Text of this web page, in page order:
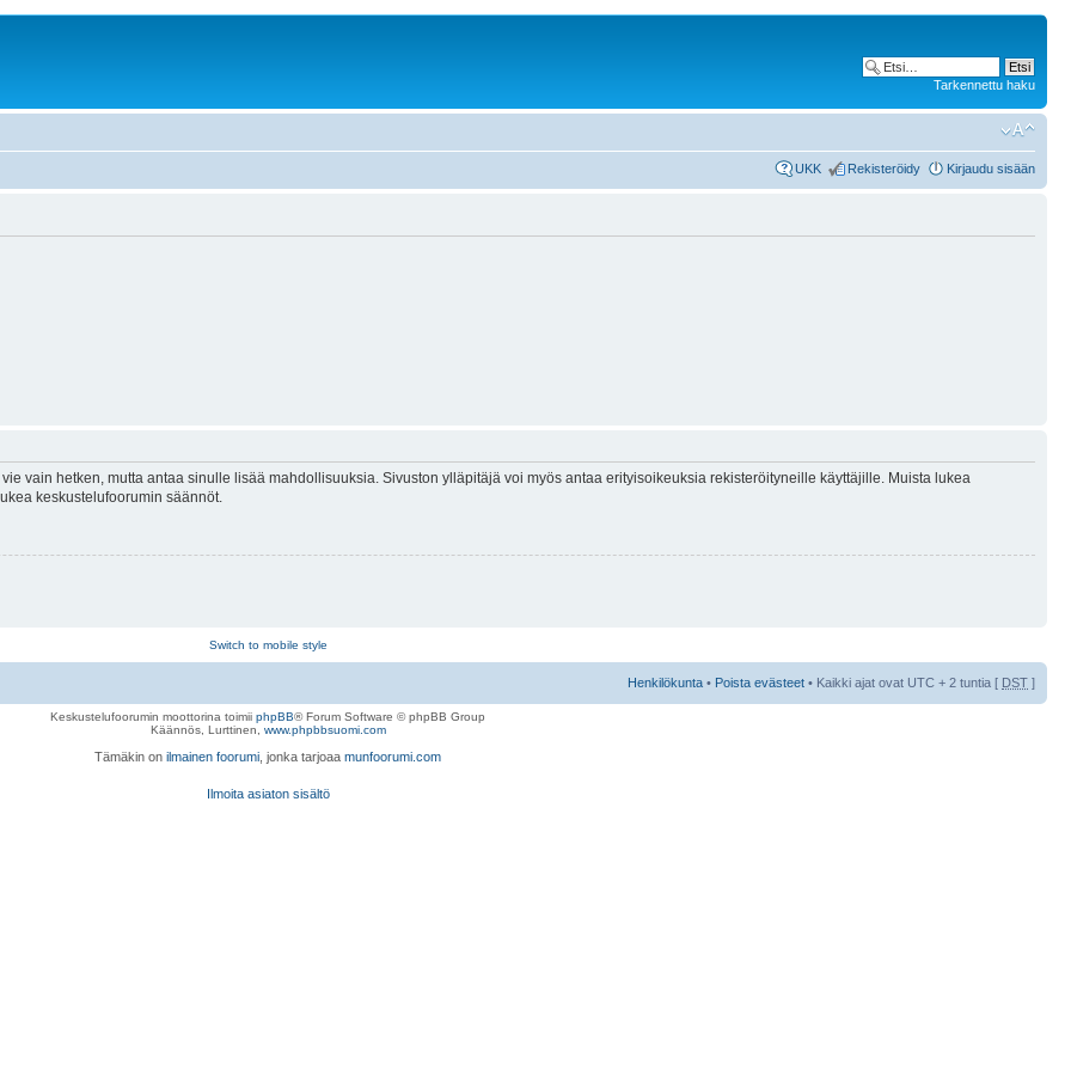
Tarkennettu haku
UKK Rekisteröidy Kirjaudu sisään
vain hetken, mutta antaa sinulle lisää mahdollisuuksia. Sivuston ylläpitäjä voi myös antaa erityisoikeuksia rekisteröityneille käyttäjille. Muista lukea
keskustelufoorumin säännöt.
Switch to mobile style
Henkilökunta • Poista evästeet • Kaikki ajat ovat UTC + 2 tuntia [ DST ]
Keskustelufoorumin moottorina toimii phpBB® Forum Software © phpBB Group
Käännös, Lurttinen, www.phpbbsuomi.com
Tämäkin on ilmainen foorumi , jonka tarjoaa munfoorumi.com
Ilmoita asiaton sisältö